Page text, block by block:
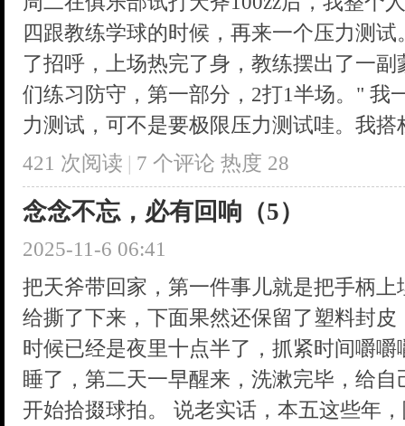
四跟教练学球的时候，再来一个压力测
了招呼，上场热完了身，教练摆出了一
们练习防守，第一部分，2打1半场。" 我
力测试，可不是要极限压力测试哇。我搭
421 次阅读 | 7 个评论 热度 28
念念不忘，必有回响（5）
2025-11-6 06:41
把天斧带回家，第一件事儿就是把手柄
给撕了下来，下面果然还保留了塑料封
时候已经是夜里十点半了，抓紧时间嚼
睡了，第二天一早醒来，洗漱完毕，给
开始拾掇球拍。 说老实话，本五这些年